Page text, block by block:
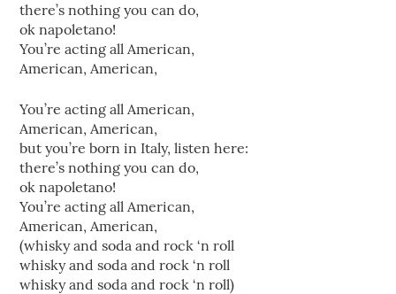
there’s nothing you can do,
ok napoletano!
You’re acting all American,
American, American,
You’re acting all American,
American, American,
but you’re born in Italy, listen here:
there’s nothing you can do,
ok napoletano!
You’re acting all American,
American, American,
(whisky and soda and rock ‘n roll
whisky and soda and rock ‘n roll
whisky and soda and rock ‘n roll)